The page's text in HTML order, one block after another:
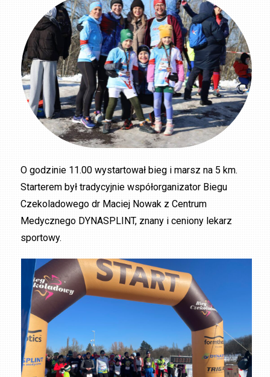
O godzinie 11.00 wystartował bieg i marsz na 5 km.
Starterem był tradycyjnie współorganizator Biegu
Czekoladowego dr Maciej Nowak z Centrum
Medycznego DYNASPLINT, znany i ceniony lekarz
sportowy.